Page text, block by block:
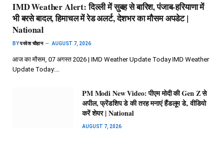
IMD Weather Alert: दिल्ली में सुबह से बारिश, पंजाब-हरियाणा में
भी बरसे बादल, हिमाचल में रेड अलर्ट, देशभर का मौसम अपडेट |
National
BYपरवेश चौहान AUGUST 7, 2026
आज का मौसम, 07 अगस्त 2026 | IMD Weather Update Today IMD Weather
Update Today:…
PM Modi New Video: पीएम मोदी की Gen Z से
अपील, फ्रेंडशिप डे की तरह मनाएं हैंडलूम डे, वीडियो
करें शेयर | National
AUGUST 7, 2026